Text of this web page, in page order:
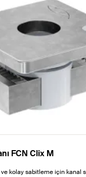
FCN Clix M
ve kolay sabitleme için kanal